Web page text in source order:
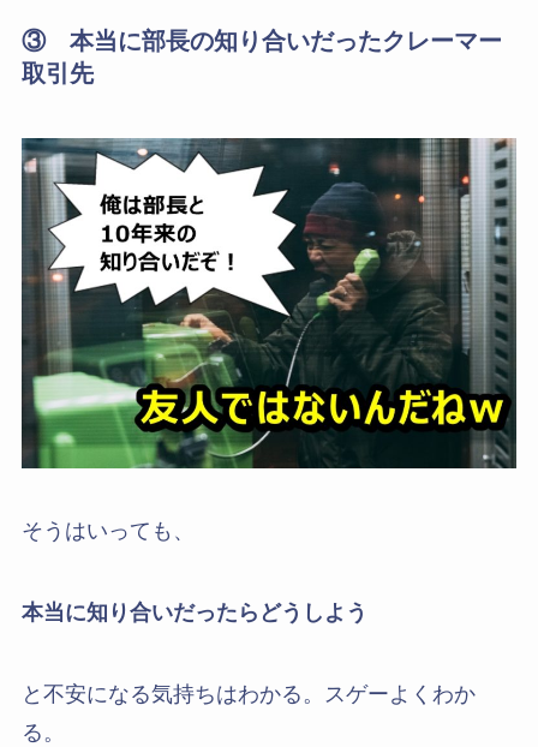
③ 本当に部長の知り合いだったクレーマー
取引先
そうはいっても、
本当に知り合いだったらどうしよう
と不安になる気持ちはわかる。スゲーよくわか
る。